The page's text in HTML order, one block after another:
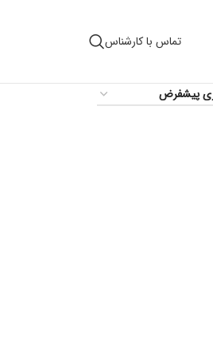
تماس با کارشناس